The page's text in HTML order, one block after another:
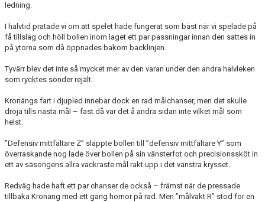
ledning.
I halvtid pratade vi om att spelet hade fungerat som bäst när vi spelade på
få tillslag och höll bollen inom laget ett par passningar innan den sattes in
på ytorna som då öppnades bakom backlinjen.
Tyvärr blev det inte så mycket mer av den varan under den andra halvleken
som rycktes sönder rejält.
Kronängs fart i djupled innebar dock en rad målchanser, men det skulle
dröja tills nästa mål – fast då var det å andra sidan inte vilket mål som
helst.
”Defensiv mittfältare Z” släppte bollen till ”defensiv mittfältare Y” som
överraskande nog lade över bollen på sin vänsterfot och precisionssköt in
ett av säsongens allra vackraste mål rakt upp i det vänstra krysset.
Redväg hade haft ett par chanser de också – främst när de pressade
tillbaka Kronäng med ett gäng hörnor på rad. Men ”målvakt R” stod för en